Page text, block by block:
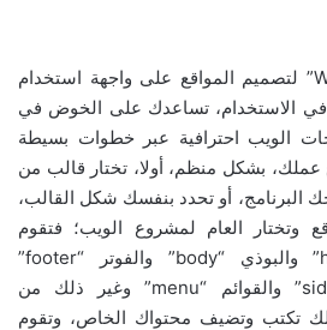
يتوفر برنامج “Website X5” لتصميم المواقع على واجهة استخدام
الاستخدام، تساعدك على الخوض في
الويب احترافية عبر خطوات بسيطة
بشكل منظم، أولا، تختار قالب من
البرنامج، أو تحدد بنفسك شكل القالب،
وتختار العام لمشروع الويب؛ فتقوم
بتصميم الرأس “header” والبوذي “body” والفوتر “footer”
والشريط الجانبي “sidebar” والقوائم “menu” وغير ذلك من
تكتب وتضيف محتواك الخاص، وتقوم